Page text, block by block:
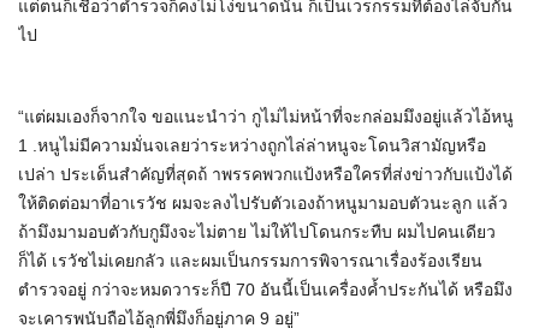
แต่ตนก็เชื่อว่าตำรวจก็คงไม่โง่ขนาดนั้น ก็เป็นเวรกรรมที่ต้องไล่จับกัน
ไป
“แต่ผมเองก็จากใจ ขอแนะนำว่า กูไม่ไม่หน้าที่จะกล่อมมึงอยู่แล้วไอ้หนู
1 .หนูไม่มีความมั่นจเลยว่าระหว่างถูกไล่ล่าหนูจะโดนวิสามัญหรือ
เปล่า ประเด็นสำคัญที่สุดถ้ าพรรคพวกแป้งหรือใครที่ส่งข่าวกับแป้งได้
ให้ติดต่อมาที่อาเรวัช ผมจะลงไปรับตัวเองถ้าหนูมามอบตัวนะลูก แล้ว
ถ้ามึงมามอบตัวกับกูมึงจะไม่ตาย ไม่ให้ไปโดนกระทืบ ผมไปคนเดียว
ก็ได้ เรวัชไม่เคยกลัว และผมเป็นกรรมการพิจารณาเรื่องร้องเรียน
ตำรวจอยู่ กว่าจะหมดวาระก็ปี 70 อันนี้เป็นเครื่องค้ำประกันได้ หรือมึง
จะเคารพนับถือไอ้ลูกพี่มึงก็อยู่ภาค 9 อยู่”